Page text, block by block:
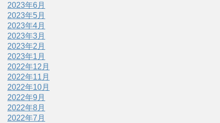
2023年6月
2023年5月
2023年4月
2023年3月
2023年2月
2023年1月
2022年12月
2022年11月
2022年10月
2022年9月
2022年8月
2022年7月